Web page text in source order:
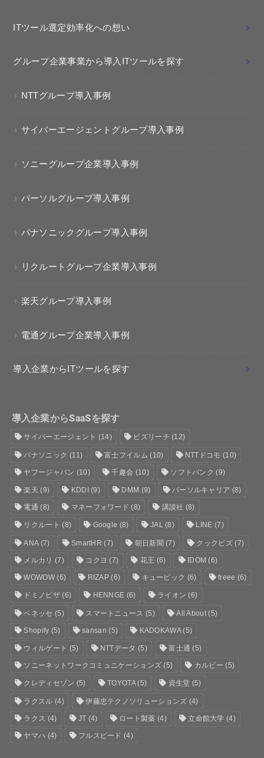
ITツール選定効率化への想い
グループ企業事業から導入ITツールを探す
NTTグループ導入事例
サイバーエージェントグループ導入事例
ソニーグループ企業導入事例
パーソルグループ導入事例
パナソニックグループ導入事例
リクルートグループ企業導入事例
楽天グループ導入事例
電通グループ企業導入事例
導入企業からITツールを探す
導入企業からSaaSを探す
サイバーエージェント (14) ビズリーチ (12)
パナソニック (11) 富士フイルム (10) NTTドコモ (10)
ヤフージャパン (10) 千趣会 (10) ソフトバンク (9)
楽天 (9) KDDI(9) DMM (9) パーソルキャリア (8)
電通 (8) マネーフォワード (8) 講談社 (8)
リクルート (8) Google (8) JAL(8) LINE (7)
ANA(7) SmartHR (7) 朝日新聞 (7) クックビズ(7)
メルカリ (7) コクヨ (7) 花王 (6) IDOM (6)
WOWOW(6) RIZAP (6) キュービック (6) freee (6)
ドミノピザ(6) HENNGE (6) ライオン (6)
ベネッセ (5) スマートニュース (5) All About(5)
Shopify (5) sansan (5) KADOKAWA(5)
ウィルゲート (5) NTTデータ (5) 富士通 (5)
ソニーネットワークコミュニケーションズ (5) カルビー (5)
クレディセゾン (5) TOYOTA(5) 資生堂 (5)
ラクスル (4) 伊藤忠テクノソリューションズ (4)
ラクス (4) JT (4) ロート製薬 (4) 立命館大学 (4)
ヤマハ (4) フルスピード (4)